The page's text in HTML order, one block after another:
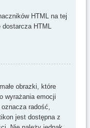
HTML na tej
HTML
obrazki, które
wyrażania emocji
radość,
jest dostępna z